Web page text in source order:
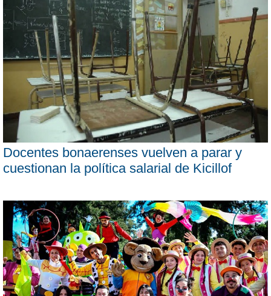
Docentes bonaerenses vuelven a parar y
cuestionan la política salarial de Kicillof